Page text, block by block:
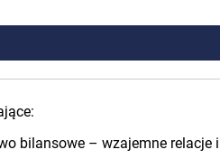
bilansowe – wzajemne relacje